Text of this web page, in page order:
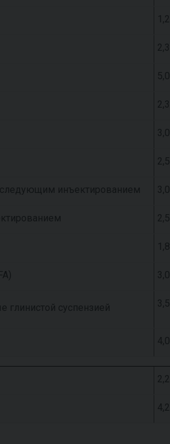
1,2
2,3
5,0
2,3
3,0
2,5
инъектированием 3,0
2,5
1,8
3,0
суспензией 3,5
4,0
2,2
4,2